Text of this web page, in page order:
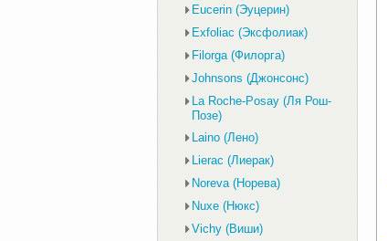
Eucerin (Эуцерин)
Exfoliac (Эксфолиак)
Filorga (Филорга)
Johnsons (Джонсонс)
La Roche-Posay (Ля Рош-
Позе)
Laino (Лено)
Lierac (Лиерак)
Noreva (Норева)
Nuxe (Нюкс)
Vichy (Виши)